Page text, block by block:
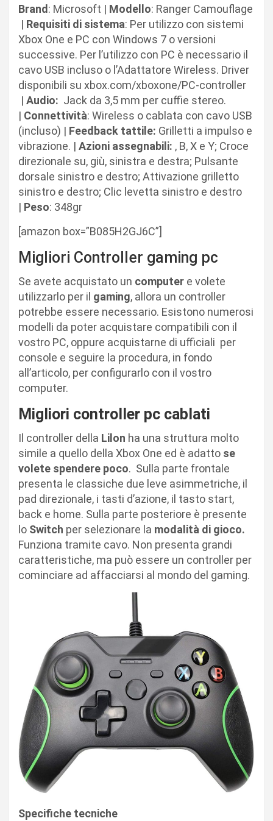
Brand: Microsoft | Modello: Ranger Camouflage
| Requisiti di sistema: Per utilizzo con sistemi
Xbox One e PC con Windows 7 o versioni
successive. Per l’utilizzo con PC è necessario il
cavo USB incluso o l’Adattatore Wireless. Driver
disponibili su xbox.com/xboxone/PC-controller
| Audio: Jack da 3,5 mm per cuffie stereo.
| Connettività: Wireless o cablata con cavo USB
(incluso) | Feedback tattile: Grilletti a impulso e
vibrazione. | Azioni assegnabili: , B, X e Y; Croce
direzionale su, giù, sinistra e destra; Pulsante
dorsale sinistro e destro; Attivazione grilletto
sinistro e destro; Clic levetta sinistro e destro
| Peso: 348gr
[amazon box=”B085H2GJ6C”]
Migliori Controller gaming pc
Se avete acquistato un computer e volete
utilizzarlo per il gaming, allora un controller
potrebbe essere necessario. Esistono numerosi
modelli da poter acquistare compatibili con il
vostro PC, oppure acquistarne di ufficiali per
console e seguire la procedura, in fondo
all’articolo, per configurarlo con il vostro
computer.
Migliori controller pc cablati
Il controller della Lilon ha una struttura molto
simile a quello della Xbox One ed è adatto se
volete spendere poco. Sulla parte frontale
presenta le classiche due leve asimmetriche, il
pad direzionale, i tasti d’azione, il tasto start,
back e home. Sulla parte posteriore è presente
lo Switch per selezionare la modalità di gioco.
Funziona tramite cavo. Non presenta grandi
caratteristiche, ma può essere un controller per
cominciare ad affacciarsi al mondo del gaming.
Specifiche tecniche